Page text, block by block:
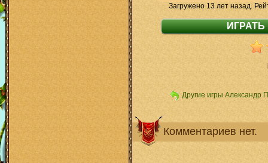
Загружено 13 лет назад.
Другие игры Александр
Комментариев нет.